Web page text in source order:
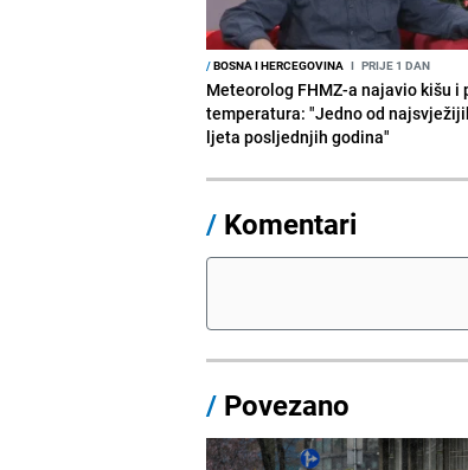
/BOSNA I HERCEGOVINA I PRIJE 1 DAN
Meteorolog FHMZ-a najavio kišu i
temperatura: "Jedno od
ljeta posljednjih godina"
/ Komentari
/ Povezano